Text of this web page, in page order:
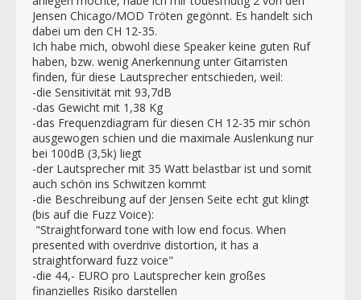
Jensen Chicago/MOD Tröten gegönnt. Es handelt sich
dabei um den CH 12-35.
Ich habe mich, obwohl diese Speaker keine guten Ruf
haben, bzw. wenig Anerkennung unter Gitarristen
finden, für diese Lautsprecher entschieden, weil:
-die Sensitivität mit 93,7dB
-das Gewicht mit 1,38 Kg
-das Frequenzdiagram für diesen CH 12-35 mir schön
ausgewogen schien und die maximale Auslenkung nur
bei 100dB (3,5k) liegt
-der Lautsprecher mit 35 Watt belastbar ist und somit
auch schön ins Schwitzen kommt
-die Beschreibung auf der Jensen Seite echt gut klingt
(bis auf die Fuzz Voice):
"Straightforward tone with low end focus. When
presented with overdrive distortion, it has a
straightforward fuzz voice"
-die 44,- EURO pro Lautsprecher kein großes
finanzielles Risiko darstellen